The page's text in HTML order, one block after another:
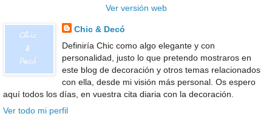
Ver versión web
Chic & Decó
Definiría Chic como algo elegante y con
personalidad, justo lo que pretendo mostraros en
este blog de decoración y otros temas relacionados
con ella, desde mi visión más personal. Os espero
aquí todos los días, en vuestra cita diaria con la decoración.
Ver todo mi perfil